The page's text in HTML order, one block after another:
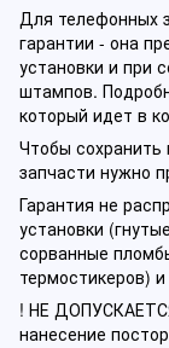
Для телефонных
гарантии - она
установки и при
штампов.
который идет в
Чтобы сохранить
запчасти нужно
Гарантия не
установки
сорванные
термостикеров)
! НЕ
нанесение